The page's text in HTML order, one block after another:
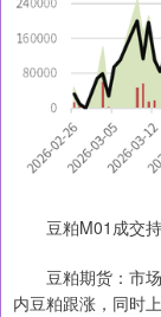
豆粕M01成交持
豆粕期货：市场
内豆粕跟涨，同时